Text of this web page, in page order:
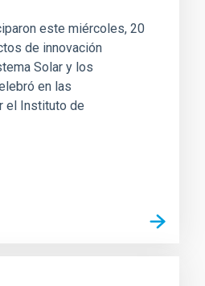
este miércoles, 20
de innovación
Solar y los
en las
el Instituto de